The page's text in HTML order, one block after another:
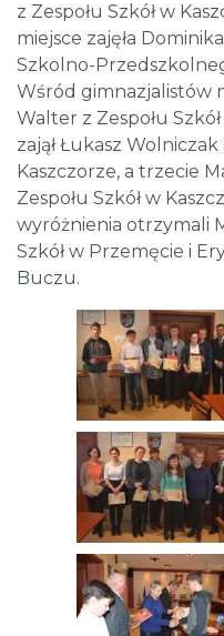
z Zespołu Szkół w
miejsce zajęła
Szkolno-
Wśród gimnazjalistów
Walter ­z Zespołu
zajął Łukasz Wolniczak
Kaszczorze, a trzecie
Zespołu Szkół w
wyróżnienia otrzymali
Szkół w Przemęcie i
Buczu.